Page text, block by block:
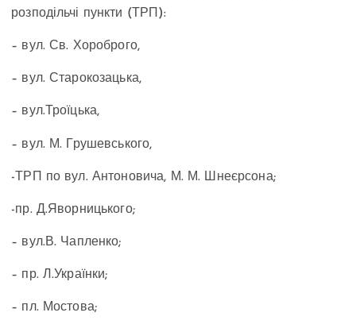
розподільчі пункти (ТРП):
– вул. Св. Хороброго,
– вул. Старокозацька,
– вул.Троїцька,
– вул. М. Грушевського,
-ТРП по вул. Антоновича, М. М. Шнеєрсона;
-пр. Д.Яворницького;
– вул.В. Чапленко;
– пр. Л.Українки;
– пл. Мостова;